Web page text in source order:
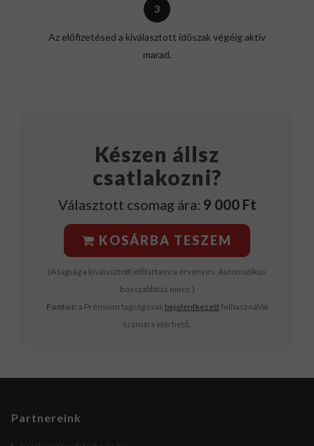
3
Az előfizetésed a kiválasztott időszak végéig aktív
marad.
Készen állsz
csatlakozni?
Választott csomag ára: 9 000 Ft
KOSÁRBA TESZEM
(A tagság a kiválasztott időtartamra érvényes. Automatikus
hosszabbítás nincs.)
Fontos: a Prémium tagság csak bejelentkezettfelhasználók
számára elérhető.
Partnereink